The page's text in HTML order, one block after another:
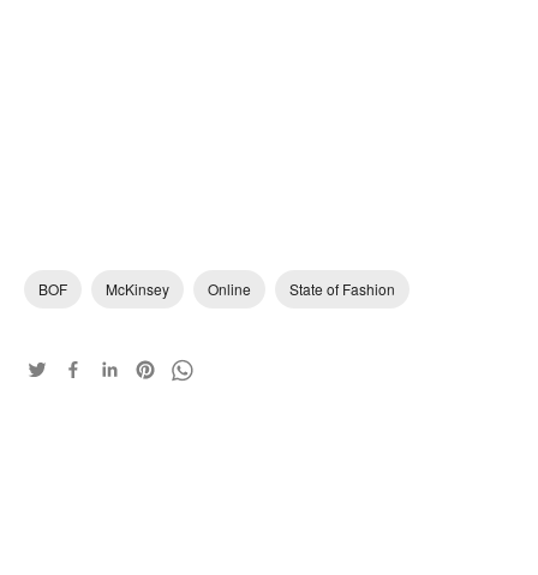
BOF McKinsey Online State of Fashion